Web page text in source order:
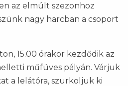
az elmúlt szezonhoz
nagy harcban a csoport
15.00 órakor kezdődik az
műfüves pályán. Várjuk
a lelátóra, szurkoljuk ki